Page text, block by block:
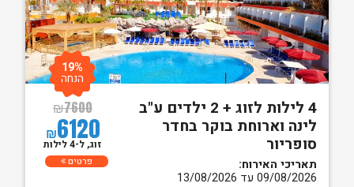
4 לילות לזוג + 2 ילדים ע"ב
לינה וארוחת בוקר בחדר
סופריור
תאריכי האירוח:
09/08/2026 עד 13/08/2026
₪7600
₪6120
19%
הנחה
זוג, ל-4 לילות
פרטים